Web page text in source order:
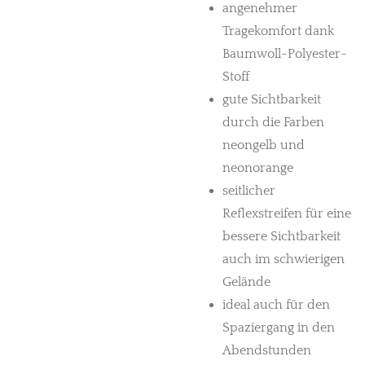
angenehmer
Tragekomfort dank
Baumwoll-Polyester-
Stoff
gute Sichtbarkeit
durch die Farben
neongelb und
neonorange
seitlicher
Reflexstreifen für eine
bessere Sichtbarkeit
auch im schwierigen
Gelände
ideal auch für den
Spaziergang in den
Abendstunden